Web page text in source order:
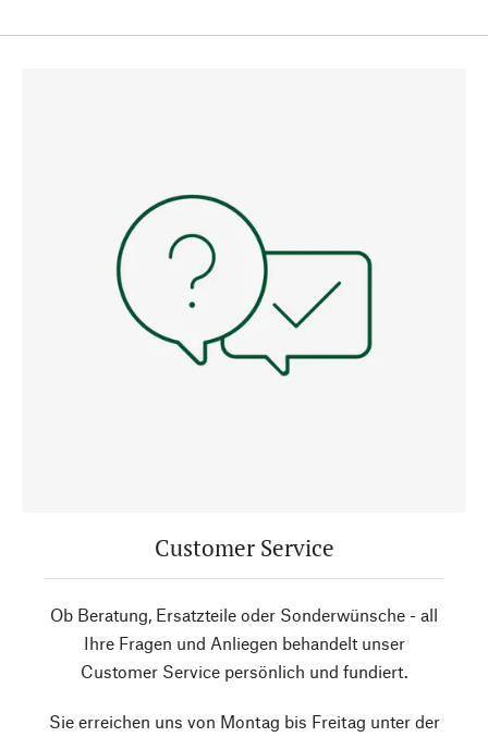
Customer Service
Ob Beratung, Ersatzteile oder Sonderwünsche - all
Ihre Fragen und Anliegen behandelt unser
Customer Service persönlich und fundiert.
Sie erreichen uns von Montag bis Freitag unter der